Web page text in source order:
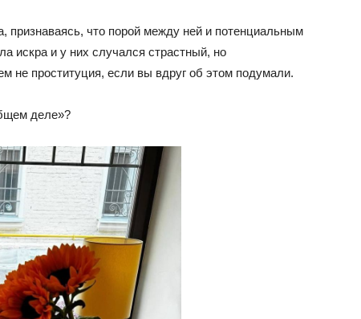
признаваясь, что порой между ней и потенциальным
искра и у них случался страстный, но
не проституция, если вы вдруг об этом подумали.
деле»?